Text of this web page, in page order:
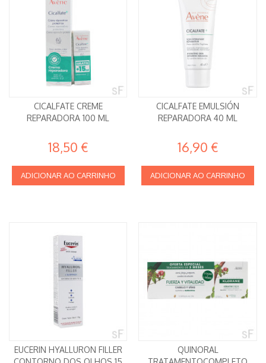
CICALFATE CREME
REPARADORA 100 ML
18,50 €
ADICIONAR AO CARRINHO
CICALFATE EMULSIÓN
REPARADORA 40 ML
16,90 €
ADICIONAR AO CARRINHO
EUCERIN HYALLURON FILLER
QUINORAL